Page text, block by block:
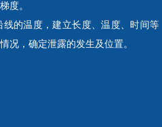
度。
的温度，建立长度、温度、时间等
况，确定泄露的发生及位置。